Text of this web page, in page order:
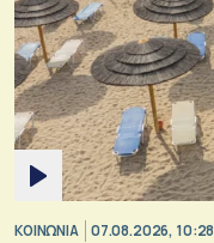
ΚΟΙΝΩΝΙΑ 07.08.2026, 10:28